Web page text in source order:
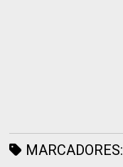
MARCADORES: